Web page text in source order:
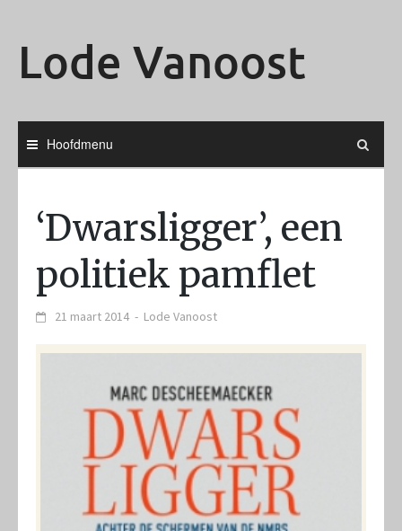
Lode Vanoost
Hoofdmenu
‘Dwarsligger’, een
politiek pamflet
21 maart 2014 - Lode Vanoost